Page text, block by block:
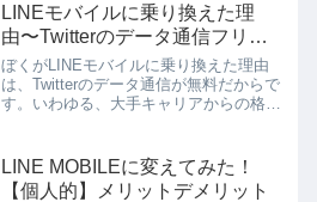
LINEモバイルに乗り換えた理
由〜Twitterのデータ通信フリー
だから！〜
ぼくがLINEモバイルに乗り換えた理由
は、Twitterのデータ通信が無料だからで
す。いわゆる、大手キャリアからの格安
モバイルはSNSデータ通信無料プラン
あり2....
LINE MOBILEに変えてみた！
【個人的】メリットデメリット